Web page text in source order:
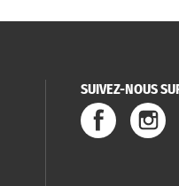
SUIVEZ-NOUS